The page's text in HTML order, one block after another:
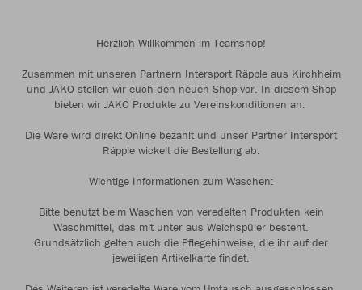
Herzlich Willkommen im Teamshop!
Zusammen mit unseren Partnern Intersport Räpple aus Kirchheim
und JAKO stellen wir euch den neuen Shop vor. In diesem Shop
bieten wir JAKO Produkte zu Vereinskonditionen an.
Die Ware wird direkt Online bezahlt und unser Partner Intersport
Räpple wickelt die Bestellung ab.
Wichtige Informationen zum Waschen:
Bitte benutzt beim Waschen von veredelten Produkten kein
Waschmittel, das mit unter aus Weichspüler besteht.
Grundsätzlich gelten auch die Pflegehinweise, die ihr auf der
jeweiligen Artikelkarte findet.